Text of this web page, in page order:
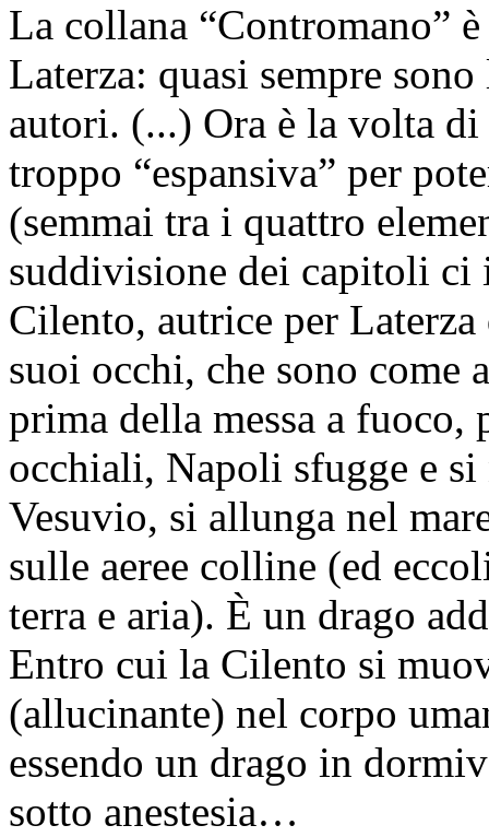
La collana “Contromano”
Laterza: quasi sempre
autori. (...) Ora è la volta
troppo “espansiva” per
(semmai tra i quattro
suddivisione dei capitoli ci
Cilento, autrice per
suoi occhi, che sono come
prima della messa a
occhiali, Napoli sfugge e si
Vesuvio, si allunga nel
sulle aeree colline (ed
terra e aria). È un drago
Entro cui la Cilento si
(allucinante) nel corpo
essendo un drago in
sotto anestesia…